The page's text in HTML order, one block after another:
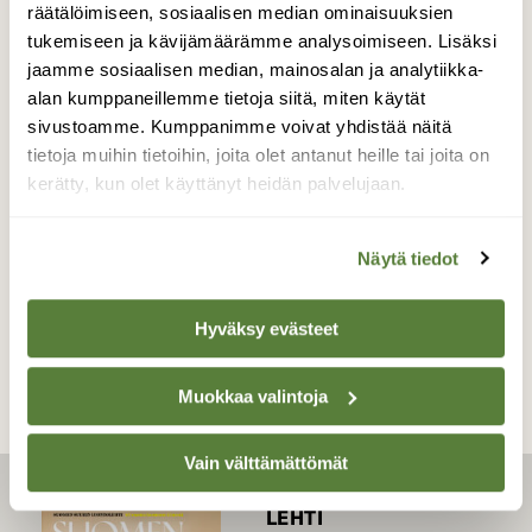
räätälöimiseen, sosiaalisen median ominaisuuksien
tukemiseen ja kävijämäärämme analysoimiseen. Lisäksi
jaamme sosiaalisen median, mainosalan ja analytiikka-
alan kumppaneillemme tietoja siitä, miten käytät
sivustoamme. Kumppanimme voivat yhdistää näitä
tietoja muihin tietoihin, joita olet antanut heille tai joita on
kerätty, kun olet käyttänyt heidän palvelujaan.
Näytä tiedot
Hyväksy evästeet
Muokkaa valintoja
Vain välttämättömät
Laulujoutsenet
Laulujoutsenet.
Valokuvaaja: Ari Branthin, Ylöjärvi 15.6.2022
TAKAISIN LISTAAN
LEHTI